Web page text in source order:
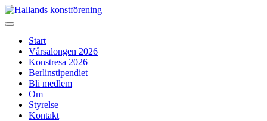
Skip
to
Start
Vårsalongen 2026
Konstresa 2026
Berlinstipendiet
Bli medlem
Om
Styrelse
Kontakt